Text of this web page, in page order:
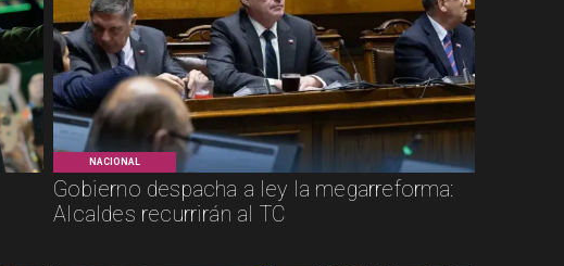
NACIONAL
Gobierno despacha a ley la megarreforma:
Alcaldes recurrirán al TC